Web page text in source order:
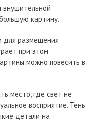
внушительной
картину.
для размещения
при этом
можно повесить в
место, где свет не
восприятие. Тень
детали на